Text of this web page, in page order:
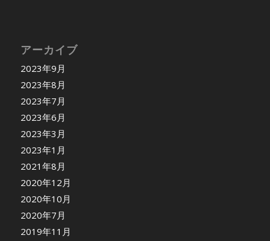
アーカイブ
2023年9月
2023年8月
2023年7月
2023年6月
2023年3月
2023年1月
2021年8月
2020年12月
2020年10月
2020年7月
2019年11月